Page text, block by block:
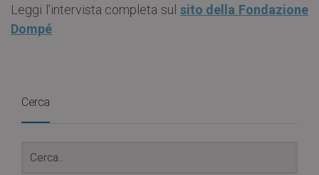
Leggi l’intervista completa sul sito della Fondazione
Dompé
Cerca